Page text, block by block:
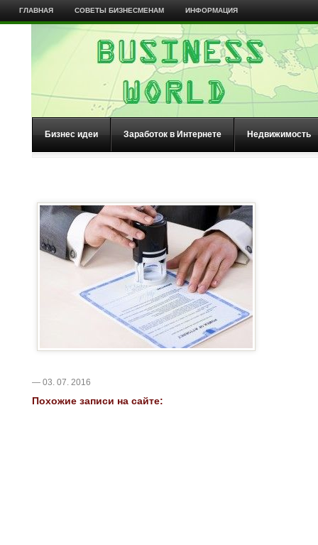
ГЛАВНАЯ СОВЕТЫ БИЗНЕСМЕНАМ ИНФОРМАЦИЯ
Бизнес идеи Заработок в Интернете Недвижимость
— 03. 07. 2016
Похожие записи на сайте: